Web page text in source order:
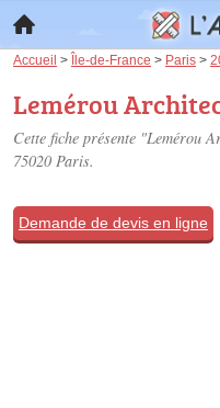
Accueil > Île-de-France > Paris >
Lemérou
Cette fiche présente "Lemérou
75020 Paris.
Demande de devis en ligne